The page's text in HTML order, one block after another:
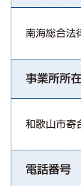
南海総合法
事業所所
和歌山市寄
電話番号